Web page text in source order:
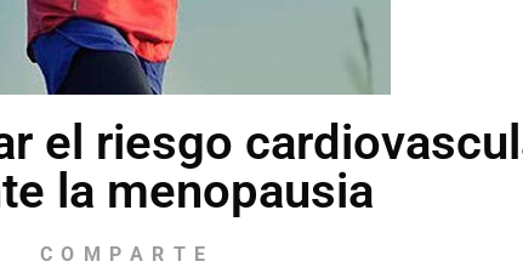
el riesgo
la menopausia
COMPARTE